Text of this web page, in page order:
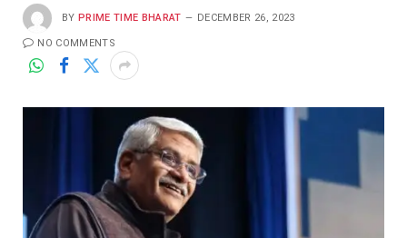
BY PRIME TIME BHARAT DECEMBER 26, 2023
NO COMMENTS